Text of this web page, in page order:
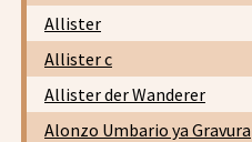
Allister
Allister c
Allister der Wanderer
Alonzo Umbario ya Gravura